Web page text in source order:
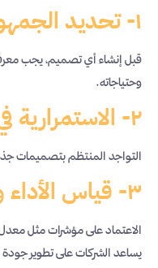
١- تحديد الجمهور المستهدف
قبل إنشاء أي تصميم، يجب
وحتياجاته.
٢- الاستمرارية في النشر
التواجد المنتظم بتصميمات
٣- قياس الأداء وتحسين التصميمات
الاعتماد على مؤشرات مثل
يساعد الشركات على تطوير